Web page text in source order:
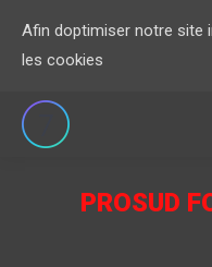
PROSUD
Afin doptimiser notre site
les cookies